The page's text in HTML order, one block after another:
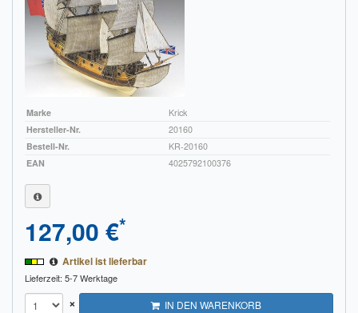
Marke
Krick
Hersteller-Nr.
20160
Bestell-Nr.
KR-20160
EAN
4025792100376
127,00 €*
Artikel ist lieferbar
Lieferzeit: 5-7 Werktage
× IN DEN WARENKORB